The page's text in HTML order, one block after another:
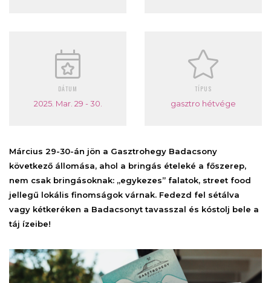
DÁTUM
2025. Mar. 29 - 30.
TÍPUS
gasztro hétvége
Március 29-30-án jön a Gasztrohegy Badacsony
következő állomása, ahol a bringás ételeké a főszerep,
nem csak bringásoknak: „egykezes” falatok, street food
jellegű lokális finomságok várnak. Fedezd fel sétálva
vagy kétkeréken a Badacsonyt tavasszal és kóstolj bele a
táj ízeibe!